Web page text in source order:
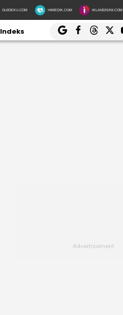
GUIDEKU.COM HIMEDIK.COM IKLANDISINI.COM
Indeks